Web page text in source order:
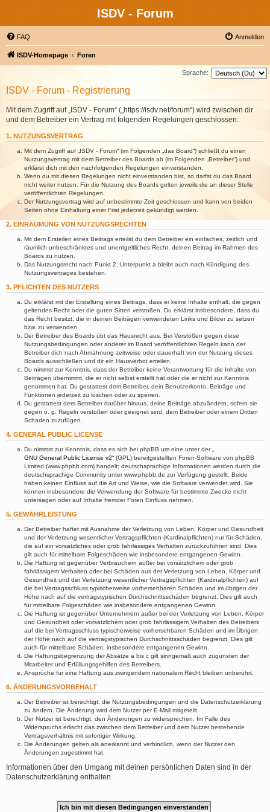
ISDV - Forum
FAQ Anmelden
ISDV-Homepage Foren
Sprache:
ISDV - Forum - Registrierung
Mit dem Zugriff auf „ISDV - Forum“ („https://isdv.net/forum“) wird zwischen dir
und dem Betreiber ein Vertrag mit folgenden Regelungen geschlossen:
1. NUTZUNGSVERTRAG
Mit dem Zugriff auf „ISDV - Forum“ (im Folgenden „das Board“) schließt du einen
Nutzungsvertrag mit dem Betreiber des Boards ab (im Folgenden „Betreiber“) und
erklärst dich mit den nachfolgenden Regelungen einverstanden.
Wenn du mit diesen Regelungen nicht einverstanden bist, so darfst du das Board
nicht weiter nutzen. Für die Nutzung des Boards gelten jeweils die an dieser Stelle
veröffentlichten Regelungen.
Der Nutzungsvertrag wird auf unbestimmte Zeit geschlossen und kann von beiden
Seiten ohne Einhaltung einer Frist jederzeit gekündigt werden.
2. EINRÄUMUNG VON NUTZUNGSRECHTEN
Mit dem Erstellen eines Beitrags erteilst du dem Betreiber ein einfaches, zeitlich und
räumlich unbeschränktes und unentgeltliches Recht, deinen Beitrag im Rahmen des
Boards zu nutzen.
Das Nutzungsrecht nach Punkt 2, Unterpunkt a bleibt auch nach Kündigung des
Nutzungsvertrages bestehen.
3. PFLICHTEN DES NUTZERS
Du erklärst mit der Erstellung eines Beitrags, dass er keine Inhalte enthält, die gegen
geltendes Recht oder die guten Sitten verstoßen. Du erklärst insbesondere, dass du
das Recht besitzt, die in deinen Beiträgen verwendeten Links und Bilder zu setzen
bzw. zu verwenden.
Der Betreiber des Boards übt das Hausrecht aus. Bei Verstößen gegen diese
Nutzungsbedingungen oder anderer im Board veröffentlichten Regeln kann der
Betreiber dich nach Abmahnung zeitweise oder dauerhaft von der Nutzung dieses
Boards ausschließen und dir ein Hausverbot erteilen.
Du nimmst zur Kenntnis, dass der Betreiber keine Verantwortung für die Inhalte von
Beiträgen übernimmt, die er nicht selbst erstellt hat oder die er nicht zur Kenntnis
genommen hat. Du gestattest dem Betreiber, dein Benutzerkonto, Beiträge und
Funktionen jederzeit zu löschen oder zu sperren.
Du gestattest dem Betreiber darüber hinaus, deine Beiträge abzuändern, sofern sie
gegen o. g. Regeln verstoßen oder geeignet sind, dem Betreiber oder einem Dritten
Schaden zuzufügen.
4. GENERAL PUBLIC LICENSE
Du nimmst zur Kenntnis, dass es sich bei phpBB um eine unter der „
GNU General Public License v2“ (GPL) bereitgestellten Foren-Software von phpBB
Limited (www.phpbb.com) handelt; deutschsprachige Informationen werden durch die
deutschsprachige Community unter www.phpbb.de zur Verfügung gestellt. Beide
haben keinen Einfluss auf die Art und Weise, wie die Software verwendet wird. Sie
können insbesondere die Verwendung der Software für bestimmte Zwecke nicht
untersagen oder auf Inhalte fremder Foren Einfluss nehmen.
5. GEWÄHRLEISTUNG
Der Betreiber haftet mit Ausnahme der Verletzung von Leben, Körper und Gesundheit
und der Verletzung wesentlicher Vertragspflichten (Kardinalpflichten) nur für Schäden,
die auf ein vorsätzliches oder grob fahrlässiges Verhalten zurückzuführen sind. Dies
gilt auch für mittelbare Folgeschäden wie insbesondere entgangenen Gewinn.
Die Haftung ist gegenüber Verbrauchern außer bei vorsätzlichem oder grob
fahrlässigem Verhalten oder bei Schäden aus der Verletzung von Leben, Körper und
Gesundheit und der Verletzung wesentlicher Vertragspflichten (Kardinalpflichten) auf
die bei Vertragsschluss typischerweise vorhersehbaren Schäden und im übrigen der
Höhe nach auf die vertragstypischen Durchschnittsschäden begrenzt. Dies gilt auch
für mittelbare Folgeschäden wie insbesondere entgangenen Gewinn.
Die Haftung ist gegenüber Unternehmern außer bei der Verletzung von Leben, Körper
und Gesundheit oder vorsätzlichem oder grob fahrlässigem Verhalten des Betreibers
auf die bei Vertragsschluss typischerweise vorhersehbaren Schäden und im Übrigen
der Höhe nach auf die vertragstypischen Durchschnittsschäden begrenzt. Dies gilt
auch für mittelbare Schäden, insbesondere entgangenen Gewinn.
Die Haftungsbegrenzung der Absätze a bis c gilt sinngemäß auch zugunsten der
Mitarbeiter und Erfüllungsgehilfen des Betreibers.
Ansprüche für eine Haftung aus zwingendem nationalem Recht bleiben unberührt.
6. ÄNDERUNGSVORBEHALT
Der Betreiber ist berechtigt, die Nutzungsbedingungen und die Datenschutzerklärung
zu ändern. Die Änderung wird dem Nutzer per E-Mail mitgeteilt.
Der Nutzer ist berechtigt, den Änderungen zu widersprechen. Im Falle des
Widerspruchs erlischt das zwischen dem Betreiber und dem Nutzer bestehende
Vertragsverhältnis mit sofortiger Wirkung.
Die Änderungen gelten als anerkannt und verbindlich, wenn der Nutzer den
Änderungen zugestimmt hat.
Informationen über den Umgang mit deinen persönlichen Daten sind in der
Datenschutzerklärung enthalten.